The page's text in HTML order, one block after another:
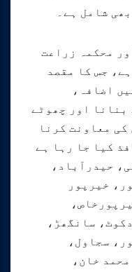
شامل ہے۔
محکمہ زراعت
جس کا مقصد
اضافہ،
بنانا اور چھوٹے
معاونت کرنا
کیا جا رہا ہے
حیدرآباد،
خیرپور
سانگھڑ،
سجاول،
خان،